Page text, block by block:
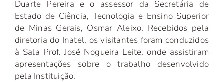
Duarte Pereira e o assessor da Secretária de
Estado de Ciência, Tecnologia e Ensino Superior
de Minas Gerais, Osmar Aleixo. Recebidos pela
diretoria do Inatel, os visitantes foram conduzidos
à Sala Prof. José Nogueira Leite, onde assistiram
apresentações sobre o trabalho desenvolvido
pela Instituição.